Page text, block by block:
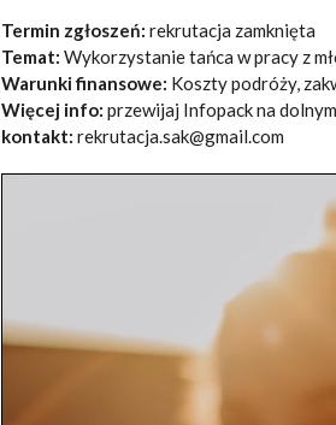
Termin zgłoszeń: rekrutacja zamknięta
Temat: Wykorzystanie tańca w pracy z
Warunki finansowe: Koszty podróży,
Więcej info: przewijaj Infopack na
kontakt: rekrutacja.sak@gmail.com